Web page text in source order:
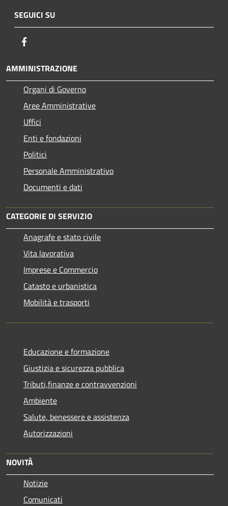
SEGUICI SU
AMMINISTRAZIONE
Organi di Governo
Aree Amministrative
Uffici
Enti e fondazioni
Politici
Personale Amministrativo
Documenti e dati
CATEGORIE DI SERVIZIO
Anagrafe e stato civile
Vita lavorativa
Imprese e Commercio
Catasto e urbanistica
Mobilità e trasporti
Educazione e formazione
Giustizia e sicurezza pubblica
Tributi,finanze e contravvenzioni
Ambiente
Salute, benessere e assistenza
Autorizzazioni
NOVITÀ
Notizie
Comunicati